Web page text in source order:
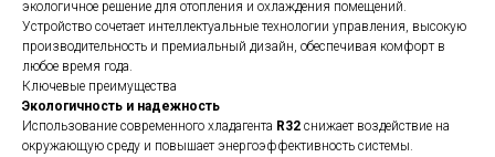
экологичное решение для отопления и охлаждения помещений.
Устройство сочетает интеллектуальные технологии управления, высокую
производительность и премиальный дизайн, обеспечивая комфорт в
любое время года.
Ключевые преимущества
Экологичность и надежность
Использование современного хладагента R32 снижает воздействие на
окружающую среду и повышает энергоэффективность системы.